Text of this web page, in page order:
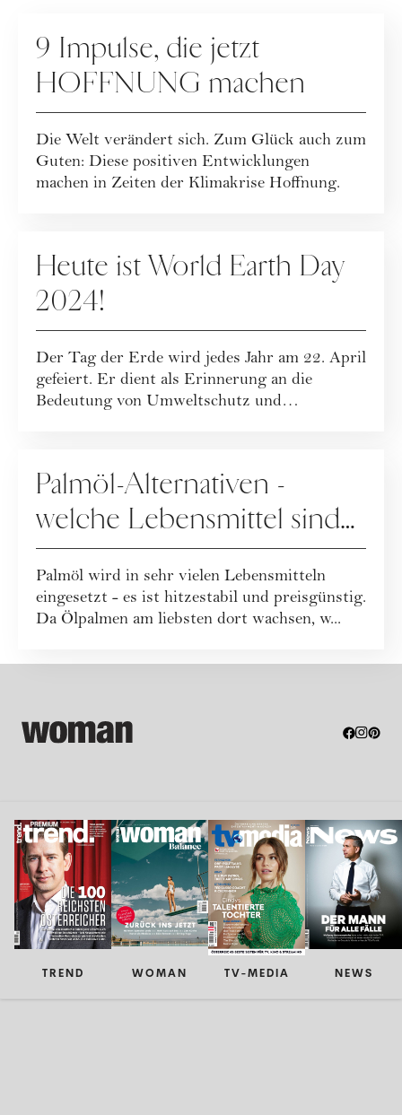
9 Impulse, die jetzt
HOFFNUNG machen
Die Welt verändert sich. Zum Glück auch zum
Guten: Diese positiven Entwicklungen
machen in Zeiten der Klimakrise Hoffnung.
Heute ist World Earth Day
2024!
Der Tag der Erde wird jedes Jahr am 22. April
gefeiert. Er dient als Erinnerung an die
Bedeutung von Umweltschutz und
Palmöl-Alternativen -
welche Lebensmittel sind
palmölfrei?
Palmöl wird in sehr vielen Lebensmitteln
eingesetzt - es ist hitzestabil und preisgünstig.
Da Ölpalmen am liebsten dort wachsen, w...
TREND WOMAN TV-MEDIA NEWS